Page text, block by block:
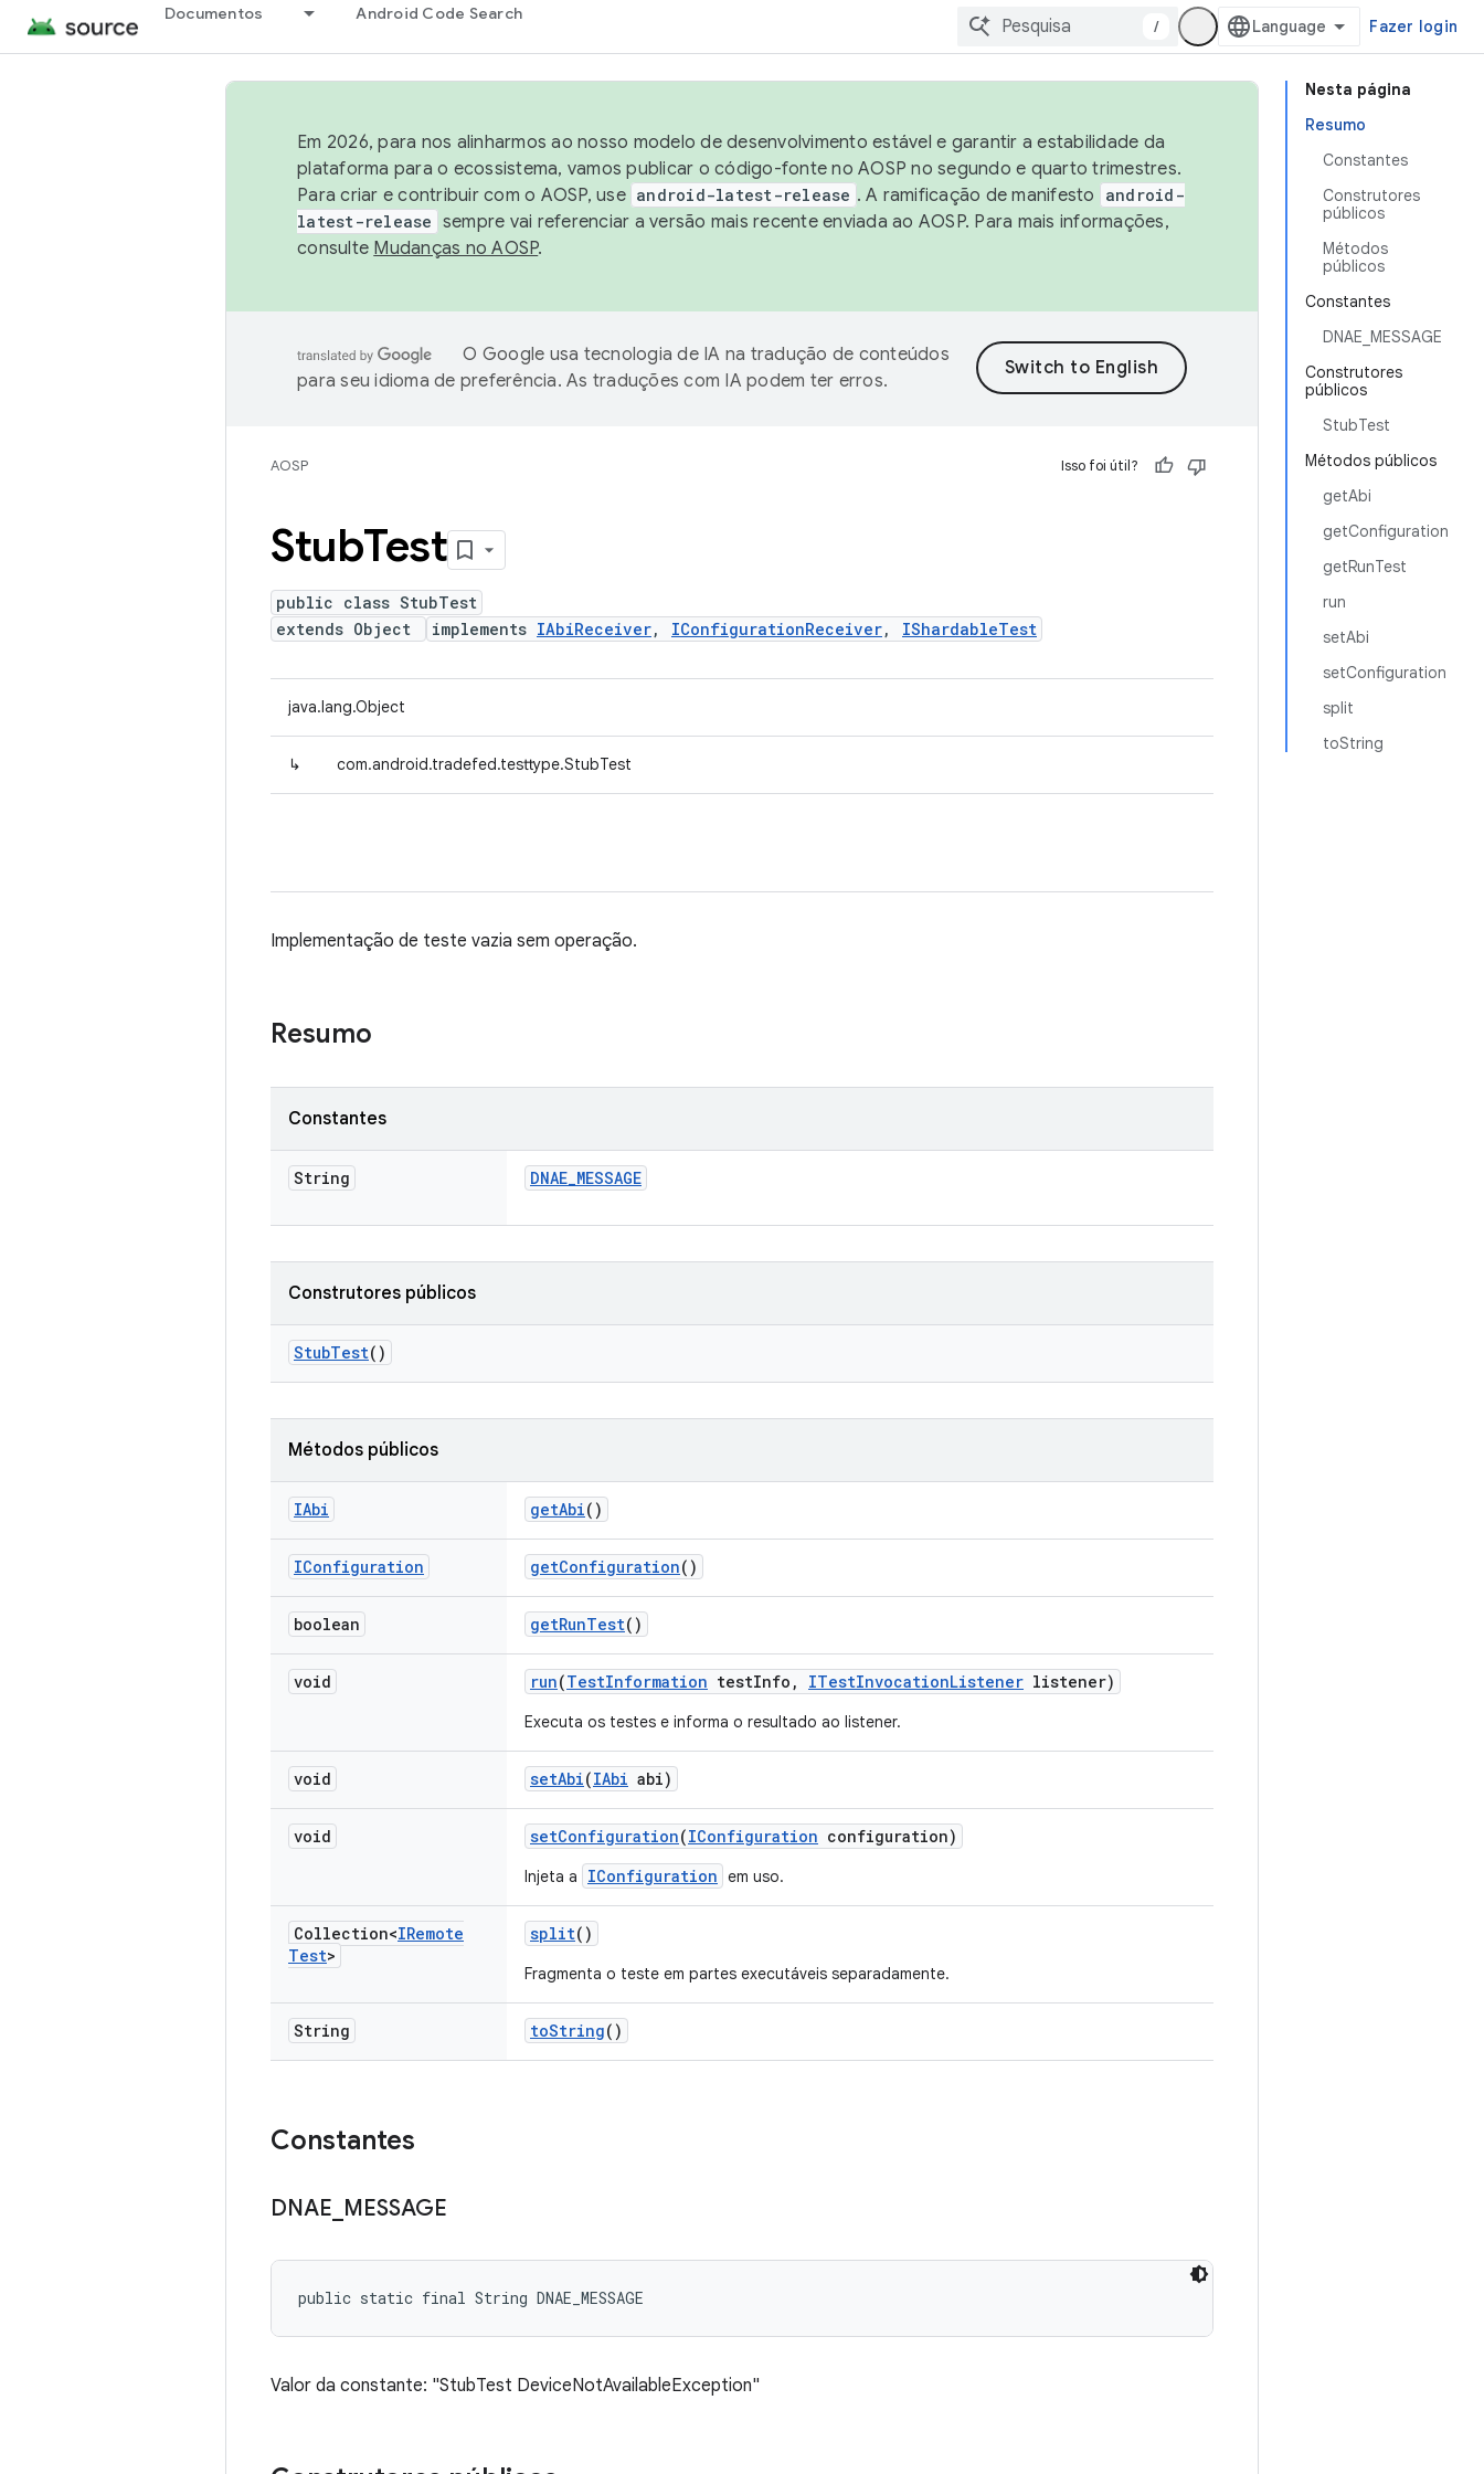
Documentos Android Code Search
/ Fazer login
Nesta página
Resumo
Constantes
Construtores
públicos
Métodos
públicos
Constantes
DNAE_MESSAGE
Construtores
públicos
StubTest
Métodos públicos
getAbi
getConfiguration
getRunTest
run
setAbi
setConfiguration
split
toString
Em 2026, para nos alinharmos ao nosso modelo de desenvolvimento estável e garantir a estabilidade da
plataforma para o ecossistema, vamos publicar o código-fonte no AOSP no segundo e quarto trimestres.
Para criar e contribuir com o AOSP, use android-latest-release . A ramificação de manifesto
android-
latest-release sempre vai referenciar a versão mais recente enviada ao AOSP. Para mais informações,
consulte Mudanças no AOSP.
O Google usa tecnologia de IA na tradução de conteúdos
para seu idioma de preferência. As traduções com IA podem ter erros.
AOSP Isso foi útil?
StubTest
public class StubTest
extends Object
implements IAbiReceiver, IConfigurationReceiver, IShardableTest
java.lang.Object
↳ com.android.tradefed.testtype.StubTest
Implementação de teste vazia sem operação.
Resumo
Constantes
String DNAE_MESSAGE
Construtores públicos
StubTest()
Métodos públicos
IAbi getAbi()
IConfiguration getConfiguration()
boolean getRunTest()
void run(TestInformation testInfo , ITestInvocationListener listener)
Executa os testes e informa o resultado ao listener.
void setAbi(IAbi abi)
void setConfiguration(IConfiguration configuration)
Injeta a IConfiguration em uso.
Collection<IRemote
Test>
split()
Fragmenta o teste em partes executáveis separadamente.
String toString()
Constantes
DNAE MESSAGE
public static final String DNAE_MESSAGE
Valor da constante: "StubTest DeviceNotAvailableException"